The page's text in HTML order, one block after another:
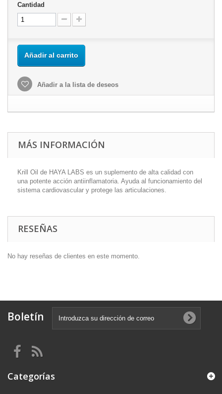
Cantidad
Añadir al carrito
Añadir a la lista de deseos
MÁS INFORMACIÓN
Krill Oil de HAYA LABS es un suplemento de alta calidad con
una potente acción antiinflamatoria. Ayuda al funcionamiento del
sistema cardiovascular y protege las articulaciones.
RESEÑAS
No hay reseñas de clientes en este momento.
Boletín
Categorías